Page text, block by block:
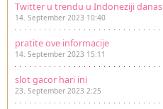
Twitter u trendu u Indoneziji danas
14. September 2023 10:40
pratite ove informacije
14. September 2023 15:11
slot gacor hari ini
23. September 2023 2:25